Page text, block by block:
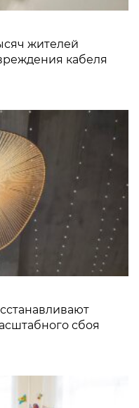
жителей
кабеля
сбоя